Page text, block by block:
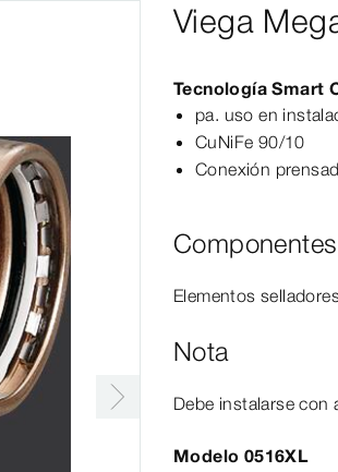
Viega
TecnologíaSmart
pa. uso en
CuNiFe 90/10
Conexión
Componentes
Elementos
Nota
Debe instalarse con
Modelo 0516XL